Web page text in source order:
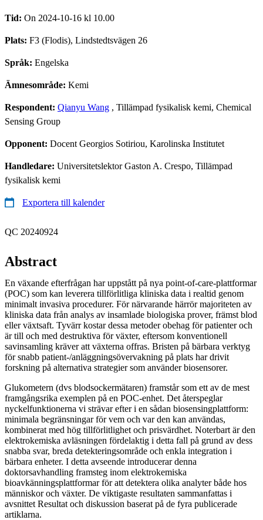
Tid: On 2024-10-16 kl 10.00
Plats: F3 (Flodis), Lindstedtsvägen 26
Språk: Engelska
Ämnesområde: Kemi
Respondent: Qianyu Wang , Tillämpad fysikalisk kemi, Chemical
Sensing Group
Opponent: Docent Georgios Sotiriou, Karolinska Institutet
Handledare: Universitetslektor Gaston A. Crespo, Tillämpad
fysikalisk kemi
Exportera till kalender
QC 20240924
Abstract
En växande efterfrågan har uppstått på nya point-of-care-plattformar
(POC) som kan leverera tillförlitliga kliniska data i realtid genom
minimalt invasiva procedurer. För närvarande härrör majoriteten av
kliniska data från analys av insamlade biologiska prover, främst blod
eller växtsaft. Tyvärr kostar dessa metoder obehag för patienter och
är till och med destruktiva för växter, eftersom konventionell
savinsamling kräver att växterna offras. Bristen på bärbara verktyg
för snabb patient-/anläggningsövervakning på plats har drivit
forskning på alternativa strategier som använder biosensorer.
Glukometern (dvs blodsockermätaren) framstår som ett av de mest
framgångsrika exemplen på en POC-enhet. Det återspeglar
nyckelfunktionerna vi strävar efter i en sådan biosensingplattform:
minimala begränsningar för vem och var den kan användas,
kombinerat med hög tillförlitlighet och prisvärdhet. Noterbart är den
elektrokemiska avläsningen fördelaktig i detta fall på grund av dess
snabba svar, breda detekteringsområde och enkla integration i
bärbara enheter. I detta avseende introducerar denna
doktorsavhandling framsteg inom elektrokemiska
bioavkänningsplattformar för att detektera olika analyter både hos
människor och växter. De viktigaste resultaten sammanfattas i
avsnittet Resultat och diskussion baserat på de fyra publicerade
artiklarna.